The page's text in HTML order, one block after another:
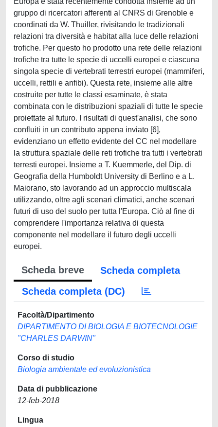
Scheda breve
Scheda completa
Scheda completa (DC)
Facoltà/Dipartimento
DIPARTIMENTO DI BIOLOGIA E BIOTECNOLOGIE
"CHARLES DARWIN"
Corso di studio
Biologia ambientale ed evoluzionistica
Data di pubblicazione
12-feb-2018
Lingua